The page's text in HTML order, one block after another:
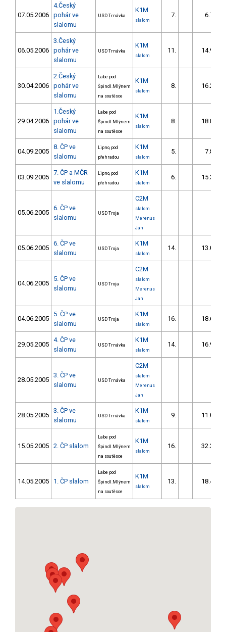
07.05.2006
4.Český
pohár ve
slalomu
USD Trnávka
K1M
slalom
7. 6.70
06.05.2006
3.Český
pohár ve
slalomu
USD Trnávka
K1M
slalom
11. 14.99
30.04.2006
2.Český
pohár ve
slalomu
Labe pod
Špindl.Mlýnem
na soutěsce
K1M
slalom
8. 16.25
29.04.2006
1.Český
pohár ve
slalomu
Labe pod
Špindl.Mlýnem
na soutěsce
K1M
slalom
8. 18.86
04.09.2005
8. ČP ve
slalomu
Lipno, pod
přehradou
K1M
slalom
5. 7.89
03.09.2005
7. ČP a MČR
ve slalomu
Lipno, pod
přehradou
K1M
slalom
6. 15.37
05.06.2005
6. ČP ve
slalomu
USD Troja
C2M
slalom
Merenus
Jan
05.06.2005
6. ČP ve
slalomu
USD Troja
K1M
slalom
14. 13.02
04.06.2005
5. ČP ve
slalomu
USD Troja
C2M
slalom
Merenus
Jan
04.06.2005
5. ČP ve
slalomu
USD Troja
K1M
slalom
16. 18.69
29.05.2005
4. ČP ve
slalomu
USD Trnávka
K1M
slalom
14. 16.95
28.05.2005
3. ČP ve
slalomu
USD Trnávka
C2M
slalom
Merenus
Jan
28.05.2005
3. ČP ve
slalomu
USD Trnávka
K1M
slalom
9. 11.02
15.05.2005 2. ČP slalom
Labe pod
Špindl.Mlýnem
na soutěsce
K1M
slalom
16. 32.38
14.05.2005 1. ČP slalom
Labe pod
Špindl.Mlýnem
na soutěsce
K1M
slalom
13. 18.40